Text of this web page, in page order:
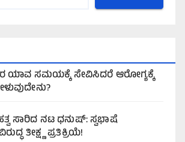
ಯಾವ ಸಮಯಕ್ಕೆ ಸೇವಿಸಿದರೆ ಆರೋಗ್ಯಕ್ಕೆ
ಸಾರಿದ ನಟ ಧನುಷ್: ಸ್ವಭಾಷೆ
ತೀಕ್ಷ್ಣ ಪ್ರತಿಕ್ರಿಯೆ!